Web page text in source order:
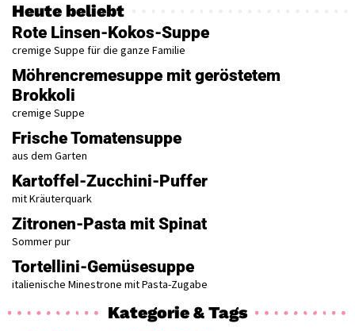
Heute beliebt
Rote Linsen-Kokos-Suppe
cremige Suppe für die ganze Familie
Möhrencremesuppe mit geröstetem
Brokkoli
cremige Suppe
Frische Tomatensuppe
aus dem Garten
Kartoffel-Zucchini-Puffer
mit Kräuterquark
Zitronen-Pasta mit Spinat
Sommer pur
Tortellini-Gemüsesuppe
italienische Minestrone mit Pasta-Zugabe
Kategorie & Tags